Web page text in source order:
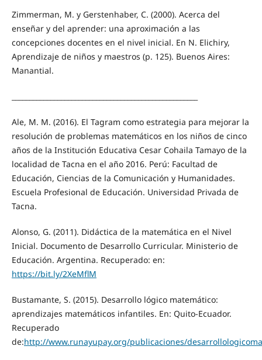
Zimmerman, M. y Gerstenhaber, C. (2000). Acerca del
enseñar y del aprender: una aproximación a las
concepciones docentes en el nivel inicial. En N. Elichiry,
Aprendizaje de niños y maestros (p. 125). Buenos Aires:
Manantial.
Ale, M. M. (2016). El Tagram como estrategia para mejorar la
resolución de problemas matemáticos en los niños de cinco
años de la Institución Educativa Cesar Cohaila Tamayo de la
localidad de Tacna en el año 2016. Perú: Facultad de
Educación, Ciencias de la Comunicación y Humanidades.
Escuela Profesional de Educación. Universidad Privada de
Tacna.
Alonso, G. (2011). Didáctica de la matemática en el Nivel
Inicial. Documento de Desarrollo Curricular. Ministerio de
Educación. Argentina. Recuperado: en:
https://bit.ly/2XeMflM
Bustamante, S. (2015). Desarrollo lógico matemático:
aprendizajes matemáticos infantiles. En: Quito-Ecuador.
Recuperado
de:http://www.runayupay.org/publicaciones/